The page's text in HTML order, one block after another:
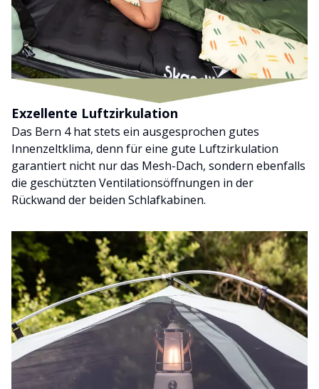
Exzellente Luftzirkulation
Das Bern 4 hat stets ein ausgesprochen gutes
Innenzeltklima, denn für eine gute Luftzirkulation
garantiert nicht nur das Mesh-Dach, sondern ebenfalls
die geschützten Ventilationsöffnungen in der
Rückwand der beiden Schlafkabinen.